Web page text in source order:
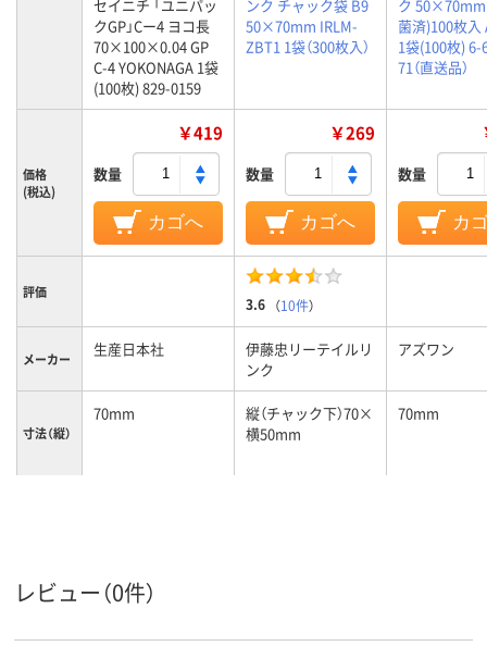
セイニチ 「ユニパッ
クGP」Cー4 ヨコ長
70×100×0.04 GP
C-4 YOKONAGA 1袋
(100枚) 829-0159
ンク チャック袋 B9
50×70mm IRLM-
ZBT1 1袋（300枚入）
ク
菌済)100枚入
1袋(100枚) 6-
71（直送品）
価格
(税込)
￥419
数量
カゴへ
￥269
数量
カゴへ
数量
カ
評価
3.6 （10件）
メーカー 生産日本社
伊藤忠リーテイルリ
ンク
アズワン
寸法（縦）
70mm
縦（チャック下）70×
横50mm
70mm
カラーグ
ループ
クリア(透明・半透明)
系
レビュー（0件）